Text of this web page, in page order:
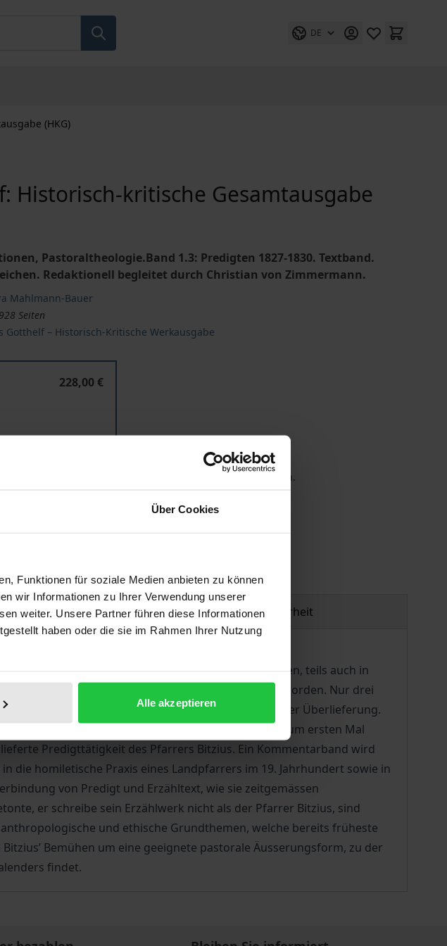
Über Cookies
Funktionen für soziale Medien anbieten zu können
wir Informationen zu Ihrer Verwendung unserer
weiter. Unsere Partner führen diese Informationen
haben oder die sie im Rahmen Ihrer Nutzung
Alle akzeptieren
DE
(HKG)
Historisch-kritische Gesamtausgabe
Pastoraltheologie.Band 1.3: Predigten 1827-1830. Textband.
Redaktionell begleitet durch Christian von Zimmermann.
Mahlmann-Bauer
Seiten
Gotthelf – Historisch-Kritische Werkausgabe
228,00 €
von der Lieferadresse kann die MwSt. an der Kasse variieren.
Wunschliste hinzufügen
Produktsicherheit
Pfarrer Albert Bitzius seine Predigten in Reinschriften, teils auch in
durch den Vikar und Pfarrer selbst archiviert worden. Nur drei
liefert lediglich einen geringen Ausschnitt aus der Überlieferung.
Handschriften ediert. Ergänzend ermöglichen die zum ersten Mal
Predigttätigkeit des Pfarrers Bitzius. Ein Kommentarband wird
die homiletische Praxis eines Landpfarrers im 19. Jahrhundert sowie in
von Predigt und Erzähltext, wie sie zeitgemässen
er schreibe sein Erzählwerk nicht als der Pfarrer Bitzius, sind
und ethische Grundthemen, welche bereits früheste
Bemühen um eine geeignete pastorale Äusserungsform, zu der
findet.